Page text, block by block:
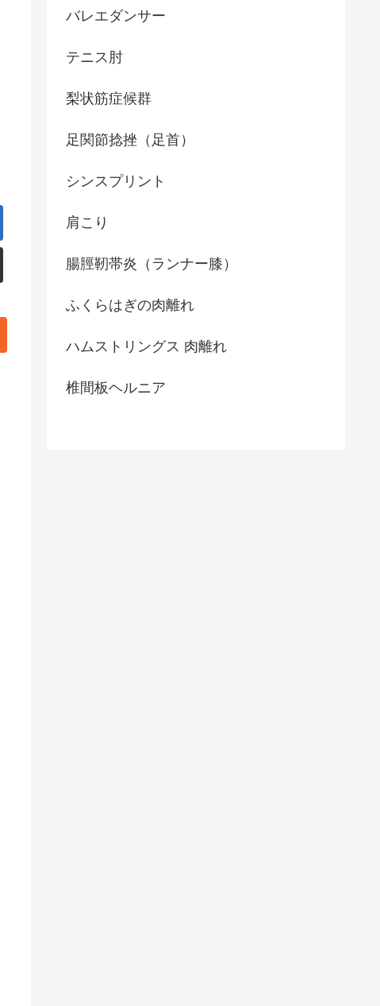
バレエダンサー
テニス肘
梨状筋症候群
足関節捻挫（足首）
シンスプリント
肩こり
腸脛靭帯炎（ランナー膝）
ふくらはぎの肉離れ
ハムストリングス 肉離れ
椎間板ヘルニア